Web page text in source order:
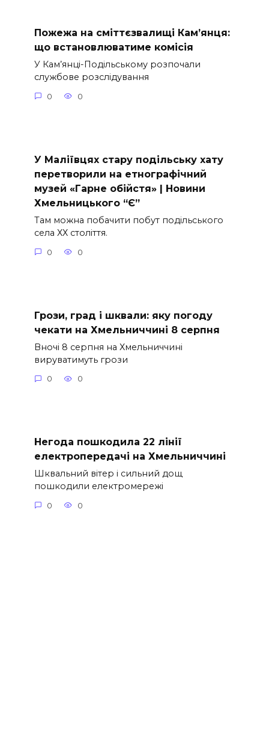
Пожежа на сміттєзвалищі Кам’янця:
що встановлюватиме комісія
У Кам’янці-Подільському розпочали
службове розслідування
0 0
У Маліївцях стару подільську хату
перетворили на етнографічний
музей «Гарне обійстя» | Новини
Хмельницького “Є”
Там можна побачити побут подільського
села ХХ століття.
0 0
Грози, град і шквали: яку погоду
чекати на Хмельниччині 8 серпня
Вночі 8 серпня на Хмельниччині
вируватимуть грози
0 0
Негода пошкодила 22 лінії
електропередачі на Хмельниччині
Шквальний вітер і сильний дощ
пошкодили електромережі
0 0